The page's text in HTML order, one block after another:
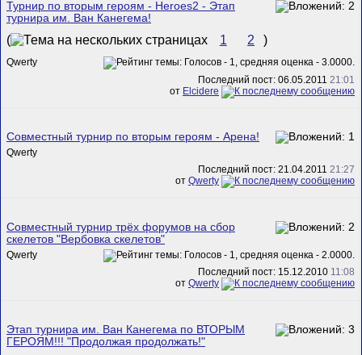
Турнир по вторым героям - Heroes2 - Этап
турнира им. Ван Канегема!
( 1 2 )
Qwerty
Последний пост: 06.05.2011 21:01
от Elcidere
Совместный турнир по вторым героям - Арена!
Qwerty
Последний пост: 21.04.2011 21:27
от Qwerty
Совместный турнир трёх форумов на сбор
скелетов "Вербовка скелетов"
Qwerty
Последний пост: 15.12.2010 11:08
от Qwerty
Этап турнира им. Ван Канегема по ВТОРЫМ
ГЕРОЯМ!!! "Продолжая продолжать!"